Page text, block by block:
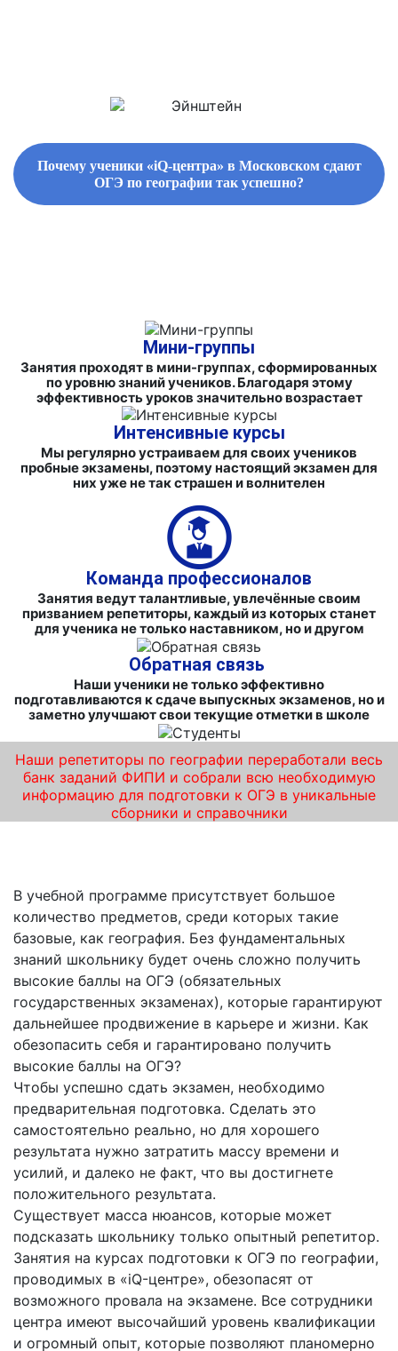
Почему ученики «iQ-центра» в Московском сдают
ОГЭ по географии так успешно?
Мини-группы
Занятия проходят в мини-группах, сформированных
по уровню знаний учеников. Благодаря этому
эффективность уроков значительно возрастает
Интенсивные курсы
Мы регулярно устраиваем для своих учеников
пробные экзамены, поэтому настоящий экзамен для
них уже не так страшен и волнителен
Команда профессионалов
Занятия ведут талантливые, увлечённые своим
призванием репетиторы, каждый из которых станет
для ученика не только наставником, но и другом
Обратная связь
Наши ученики не только эффективно
подготавливаются к сдаче выпускных экзаменов, но и
заметно улучшают свои текущие отметки в школе
Наши репетиторы по географии переработали весь
банк заданий ФИПИ и собрали всю необходимую
информацию для подготовки к ОГЭ в уникальные
сборники и справочники
В учебной программе присутствует большое
количество предметов, среди которых такие
базовые, как география. Без фундаментальных
знаний школьнику будет очень сложно получить
высокие баллы на ОГЭ (обязательных
государственных экзаменах), которые гарантируют
дальнейшее продвижение в карьере и жизни. Как
обезопасить себя и гарантировано получить
высокие баллы на ОГЭ?
Чтобы успешно сдать экзамен, необходимо
предварительная подготовка. Сделать это
самостоятельно реально, но для хорошего
результата нужно затратить массу времени и
усилий, и далеко не факт, что вы достигнете
положительного результата.
Существует масса нюансов, которые может
подсказать школьнику только опытный репетитор.
Занятия на курсах подготовки к ОГЭ по географии,
проводимых в «iQ-центре», обезопасят от
возможного провала на экзамене. Все сотрудники
центра имеют высочайший уровень квалификации
и огромный опыт, которые позволяют планомерно